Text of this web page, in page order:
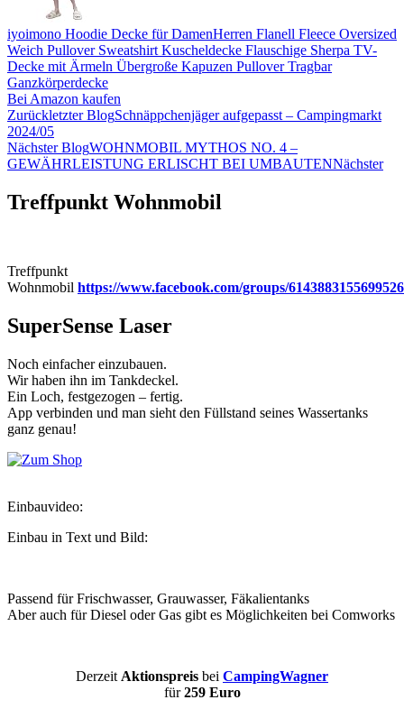
iyoimono Hoodie Decke für DamenHerren Flanell Fleece Oversized
Weich Pullover Sweatshirt Kuscheldecke Flauschige Sherpa TV-
Decke mit Ärmeln Übergroße Kapuzen Pullover Tragbar
Ganzkörperdecke
Bei Amazon kaufen
Zurückletzter BlogSchnäppchenjäger aufgepasst – Campingmarkt
2024/05
Nächster BlogWOHNMOBIL MYTHOS NO. 4 –
GEWÄHRLEISTUNG ERLISCHT BEI UMBAUTENNächster
Treffpunkt Wohnmobil
Treffpunkt
Wohnmobil https://www.facebook.com/groups/6143883155699526
SuperSense Laser
Noch einfacher einzubauen.
Wir haben ihn im Tankdeckel.
Ein Loch, festgezogen – fertig.
App verbinden und man sieht den Füllstand seines Wassertanks
ganz genau!
Einbauvideo:
Einbau in Text und Bild:
Passend für Frischwasser, Grauwasser, Fäkalientanks
Aber auch für Diesel oder Gas gibt es Möglichkeiten bei Comworks
Derzeit Aktionspreis bei CampingWagner
für259 Euro